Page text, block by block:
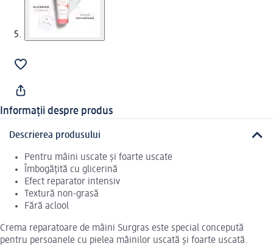
Informații despre produs
Descrierea produsului
Pentru mâini uscate și foarte uscate
Îmbogățită cu glicerină
Efect reparator intensiv
Textură non-grasă
Fără aclool
Crema reparatoare de mâini Surgras este special concepută
pentru persoanele cu pielea mâinilor uscată și foarte uscată.